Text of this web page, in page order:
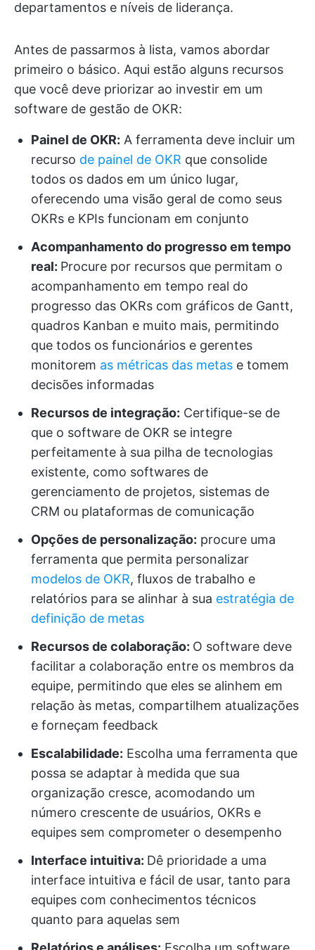
departamentos e níveis de liderança.
Antes de passarmos à lista, vamos abordar
primeiro o básico. Aqui estão alguns recursos
que você deve priorizar ao investir em um
software de gestão de OKR:
Painel de OKR: A ferramenta deve incluir um
recurso de painel de OKR que consolide
todos os dados em um único lugar,
oferecendo uma visão geral de como seus
OKRs e KPIs funcionam em conjunto
Acompanhamento do progresso em tempo
real: Procure por recursos que permitam o
acompanhamento em tempo real do
progresso das OKRs com gráficos de Gantt,
quadros Kanban e muito mais, permitindo
que todos os funcionários e gerentes
monitorem as métricas das metas e tomem
decisões informadas
Recursos de integração: Certifique-se de
que o software de OKR se integre
perfeitamente à sua pilha de tecnologias
existente, como softwares de
gerenciamento de projetos, sistemas de
CRM ou plataformas de comunicação
Opções de personalização: procure uma
ferramenta que permita personalizar
modelos de OKR, fluxos de trabalho e
relatórios para se alinhar à sua estratégia de
definição de metas
Recursos de colaboração: O software deve
facilitar a colaboração entre os membros da
equipe, permitindo que eles se alinhem em
relação às metas, compartilhem atualizações
e forneçam feedback
Escalabilidade: Escolha uma ferramenta que
possa se adaptar à medida que sua
organização cresce, acomodando um
número crescente de usuários, OKRs e
equipes sem comprometer o desempenho
Interface intuitiva: Dê prioridade a uma
interface intuitiva e fácil de usar, tanto para
equipes com conhecimentos técnicos
quanto para aquelas sem